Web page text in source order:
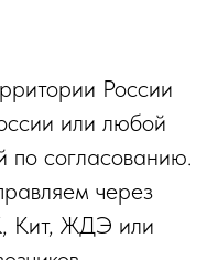
России
или любой
по согласованию.
через
Кит, ЖДЭ или